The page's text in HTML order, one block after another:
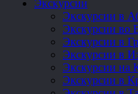
Экскурсии
Экскурсии в
Экскурсии во
Экскурсии в
Экскурсии в
Экскурсии на
Экскурсии в